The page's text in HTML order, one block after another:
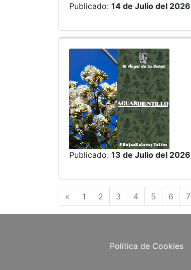
Publicado: 14 de Julio del 2026
Publicado: 13 de Julio del 2026
« Anterior
1 2 3 4 5 6 7
Política de Cookies